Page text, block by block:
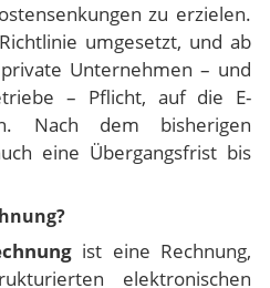
zu erzielen.
umgesetzt, und ab
Unternehmen – und
– Pflicht, auf die E-
Nach dem bisherigen
eine Übergangsfrist bis
ist eine Rechnung,
elektronischen